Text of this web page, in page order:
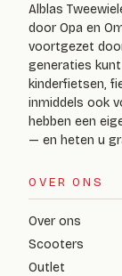
Alblas
door Opa en
voortgezet
generaties
kinderfietsen,
inmiddels ook
hebben een
— en heten u
OVER ONS
Over ons
Scooters
Outlet